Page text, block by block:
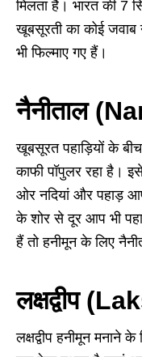
मिलता है। भारत की 7
खूबसूरती का कोई जवाब
भी फिल्माए गए हैं।
नैनीताल
खूबसूरत पहाड़ियों के
काफी पॉपुलर रहा है।
ओर नदियां और पहाड़
के शोर से दूर आप भी
हैं तो हनीमून के लिए
लक्षद्वीप
लक्षद्वीप हनीमून